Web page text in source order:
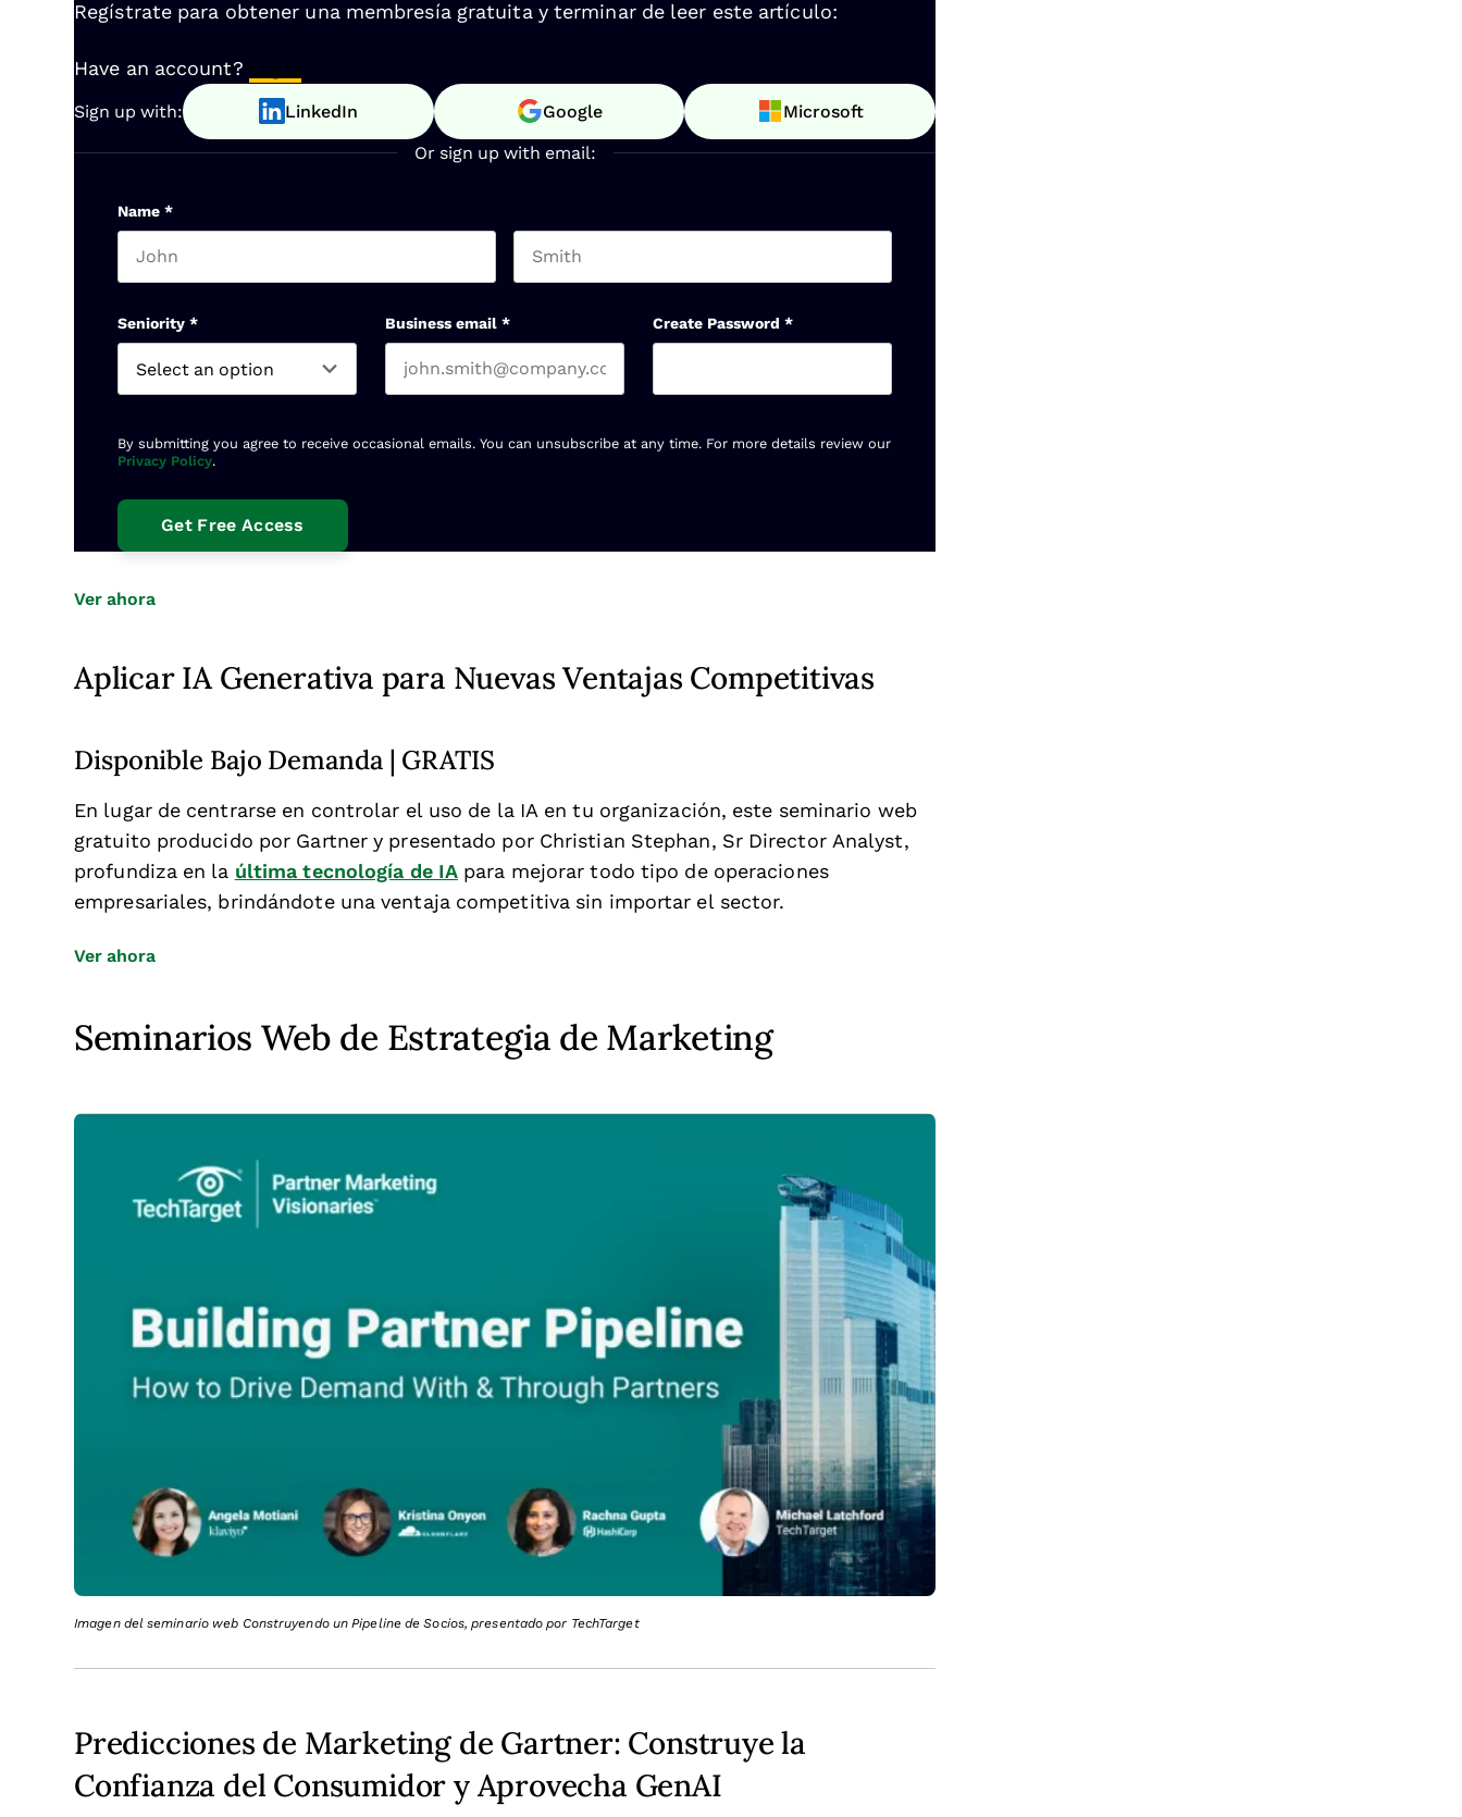
Regístrate para obtener una membresía gratuita y terminar de leer este artículo:
Have an account? Log In
Sign up with: LinkedIn Google Microsoft
Or sign up with email:
Name *
Seniority * Business email * Create Password *
By submitting you agree to receive occasional emails. You can unsubscribe at any time. For more details review our
Privacy Policy.
Ver ahora
Aplicar IA Generativa para Nuevas Ventajas Competitivas
Disponible Bajo Demanda | GRATIS
En lugar de centrarse en controlar el uso de la IA en tu organización, este seminario web
gratuito producido por Gartner y presentado por Christian Stephan, Sr Director Analyst,
profundiza en la última tecnología de IA para mejorar todo tipo de operaciones
empresariales, brindándote una ventaja competitiva sin importar el sector.
Ver ahora
Seminarios Web de Estrategia de Marketing
Imagen del seminario web Construyendo un Pipeline de Socios, presentado por TechTarget
Predicciones de Marketing de Gartner: Construye la
Confianza del Consumidor y Aprovecha GenAI